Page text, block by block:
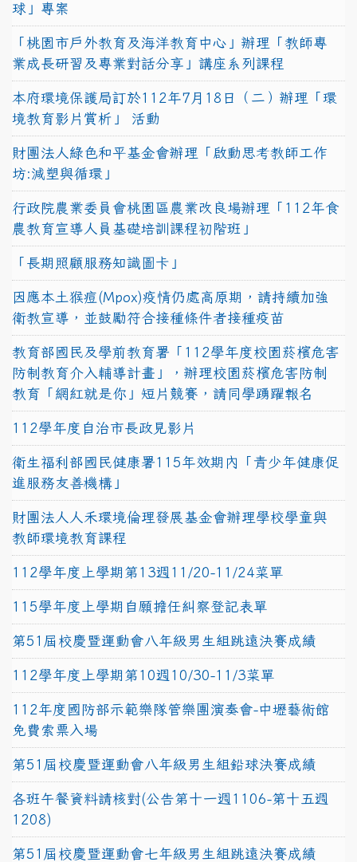
球」專案
「桃園市戶外教育及海洋教育中心」辦理「教師專
業成長研習及專業對話分享」講座系列課程
本府環境保護局訂於112年7月18日（二）辦理「環
境教育影片賞析」 活動
財團法人綠色和平基金會辦理「啟動思考教師工作
坊:減塑與循環」
行政院農業委員會桃園區農業改良場辦理「112年食
農教育宣導人員基礎培訓課程初階班」
「長期照顧服務知識圖卡」
因應本土猴痘(Mpox)疫情仍處高原期，請持續加強
衛教宣導，並鼓勵符合接種條件者接種疫苗
教育部國民及學前教育署「112學年度校園菸檳危害
防制教育介入輔導計畫」，辦理校園菸檳危害防制
教育「網紅就是你」短片競賽，請同學踴躍報名
112學年度自治市長政見影片
衛生福利部國民健康署115年效期內「青少年健康促
進服務友善機構」
財團法人人禾環境倫理發展基金會辦理學校學童與
教師環境教育課程
112學年度上學期第13週11/20-11/24菜單
115學年度上學期自願擔任糾察登記表單
第51屆校慶暨運動會八年級男生組跳遠決賽成績
112學年度上學期第10週10/30-11/3菜單
112年度國防部示範樂隊管樂團演奏會-中壢藝術館
免費索票入場
第51屆校慶暨運動會八年級男生組鉛球決賽成績
各班午餐資料請核對(公告第十一週1106-第十五週
1208)
第51屆校慶暨運動會七年級男生組跳遠決賽成績